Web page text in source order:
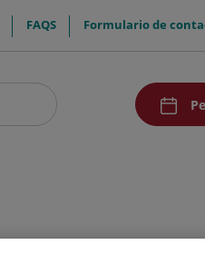
FAQS Formulario de